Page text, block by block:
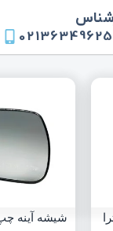
02136349625
شیشه آینه چپ